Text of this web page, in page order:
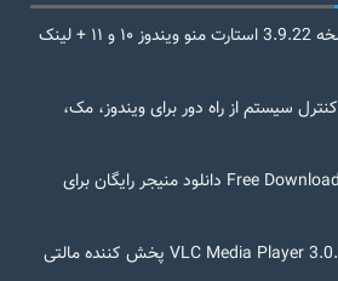
دانلود StartAllBack نسخه 3.9.22 استارت منو ویندوز ۱۰ و ۱۱ + لینک
دانلود AnyDesk 9.6.1 کنترل سیستم از راه دور برای ویندوز، مک،
دانلود Free Download Manager 6.30 دانلود منیجر رایگان برای
دانلود VLC Media Player 3.0.21 Win/macOS پخش کننده مالتی